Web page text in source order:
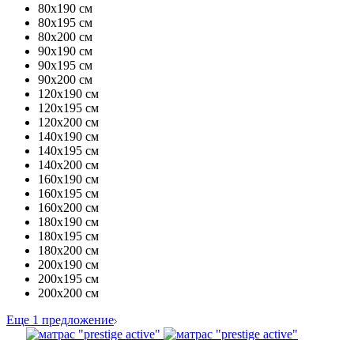
80х190 см
80х195 см
80х200 см
90х190 см
90х195 см
90х200 см
120х190 см
120х195 см
120х200 см
140х190 см
140х195 см
140х200 см
160х190 см
160х195 см
160х200 см
180х190 см
180х195 см
180х200 см
200х190 см
200х195 см
200х200 см
Еще 1 предложение